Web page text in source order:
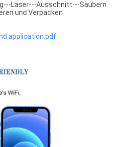
Laser---Ausschnitt---Säubern
und Verpacken
application.pdf